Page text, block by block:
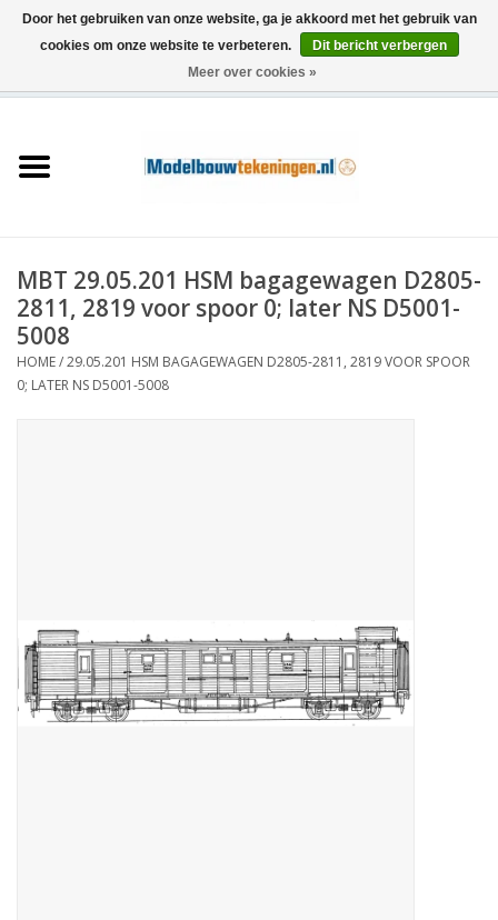
Schepen
Houtbouw
Scenery
NIEUWE TIJDSCHRIFTEN
ABONNEMENT DE
MBT 29.05.201 HSM bagagewagen D2805-
2811, 2819 voor spoor 0; later NS D5001-
5008
HOME/29.05.201 HSM BAGAGEWAGEN D2805-2811, 2819 VOOR SPOOR
0; LATER NS D5001-5008
Door het gebruiken van onze website, ga je akkoord met het gebruik van
cookies om onze website te verbeteren.
Dit bericht verbergen
Meer over cookies »